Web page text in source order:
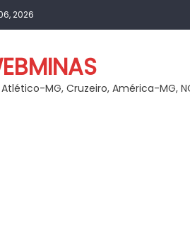
2026
Atlético-MG, Cruzeiro, América-MG,